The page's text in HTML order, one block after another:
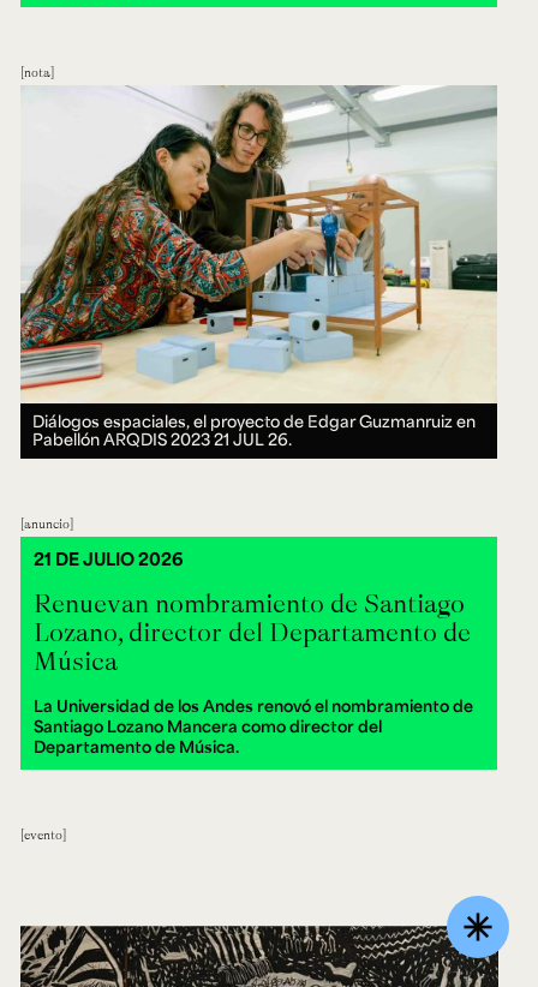
nota
Diálogos espaciales, el proyecto de Edgar Guzmanruiz en
Pabellón ARQDIS 202321 JUL 26.
anuncio
Renuevan nombramiento de Santiago
Lozano, director del Departamento de
Música
La Universidad de los Andes renovó el nombramiento de
Santiago Lozano Mancera como director del
Departamento de Música.
21 DE JULIO 2026
evento
asterisk